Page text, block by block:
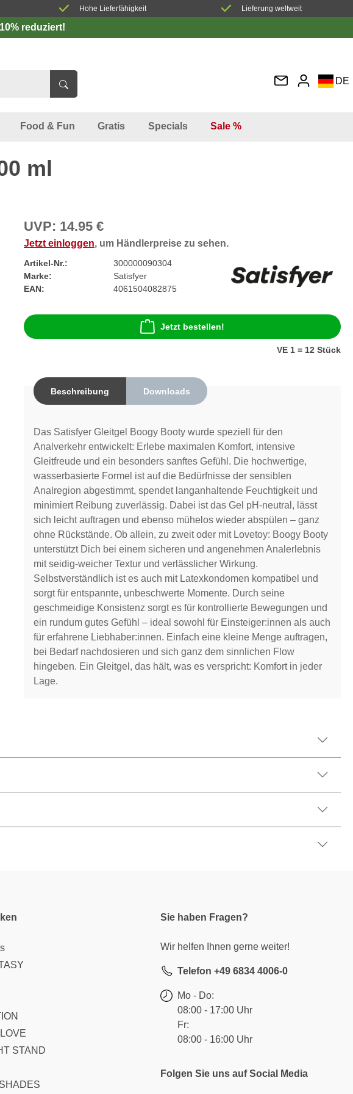
Hohe Lieferfähigkeit Lieferung weltweit
reduziert!
DE
Food & Fun Gratis Specials Sale %
ml
UVP: 14.95 €
Jetzt einloggen, um Händlerpreise zu sehen.
Artikel-Nr.:
300000090304
Marke:
Satisfyer
EAN:
4061504082875
Jetzt bestellen!
VE 1 = 12 Stück
Beschreibung Downloads
Das Satisfyer Gleitgel Boogy Booty wurde speziell für den
Analverkehr entwickelt: Erlebe maximalen Komfort, intensive
Gleitfreude und ein besonders sanftes Gefühl. Die hochwertige,
wasserbasierte Formel ist auf die Bedürfnisse der sensiblen
Analregion abgestimmt, spendet langanhaltende Feuchtigkeit und
minimiert Reibung zuverlässig. Dabei ist das Gel pH-neutral, lässt
sich leicht auftragen und ebenso mühelos wieder abspülen – ganz
ohne Rückstände. Ob allein, zu zweit oder mit Lovetoy: Boogy Booty
unterstützt Dich bei einem sicheren und angenehmen Analerlebnis
mit seidig-weicher Textur und verlässlicher Wirkung.
Selbstverständlich ist es auch mit Latexkondomen kompatibel und
sorgt für entspannte, unbeschwerte Momente. Durch seine
geschmeidige Konsistenz sorgt es für kontrollierte Bewegungen und
ein rundum gutes Gefühl – ideal sowohl für Einsteiger:innen als auch
für erfahrene Liebhaber:innen. Einfach eine kleine Menge auftragen,
bei Bedarf nachdosieren und sich ganz dem sinnlichen Flow
hingeben. Ein Gleitgel, das hält, was es verspricht: Komfort in jeder
Lage.
STAND
Sie haben Fragen?
Wir helfen Ihnen gerne weiter!
Telefon +49 6834 4006-0
Mo - Do:
08:00 - 17:00 Uhr
Fr:
08:00 - 16:00 Uhr
Folgen Sie uns auf Social Media